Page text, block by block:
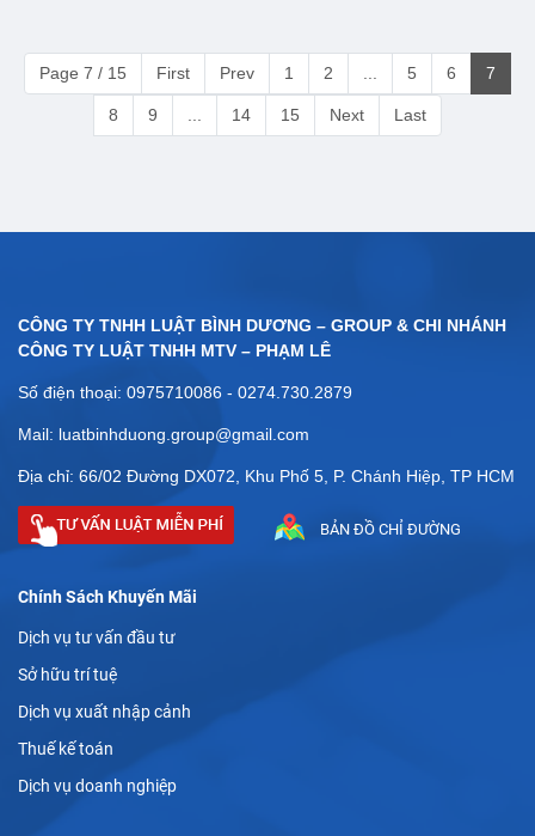
Page 7 / 15 First Prev 1 2 5 6 7
8 9 14 15 Next Last
CÔNG TY TNHH LUẬT BÌNH DƯƠNG – GROUP & CHI NHÁNH
CÔNG TY LUẬT TNHH MTV – PHẠM LÊ
Số điện thoại: 0975710086 - 0274.730.2879
Mail: luatbinhduong.group@gmail.com
Địa chỉ: 66/02 Đường DX072, Khu Phố 5, P. Chánh Hiệp, TP HCM
BẢN ĐỒ CHỈ ĐƯỜNG
Chính Sách Khuyến Mãi
Dịch vụ tư vấn đầu tư
Sở hữu trí tuệ
Dịch vụ xuất nhập cảnh
Thuế kế toán
Dịch vụ doanh nghiệp